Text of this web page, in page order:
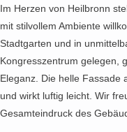
Im Herzen von Heilbronn
mit stilvollem Ambiente
Stadtgarten und in
Kongresszentrum gelegen,
Eleganz. Die helle Fassade
und wirkt luftig leicht. Wir
Gesamteindruck des